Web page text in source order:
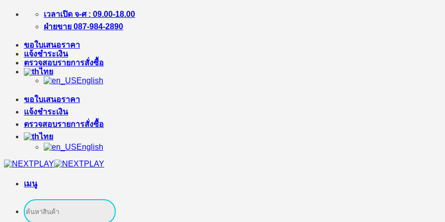
ข้าม
เนื้อหา
เวลาเปิด จ-ศ : 09.00-18.00
ฝ่ายขาย 087-984-2890
ขอใบเสนอราคา
แจ้งชำระเงิน
ตรวจสอบรายการสั่งซื้อ
ไทย
English
ขอใบเสนอราคา
แจ้งชำระเงิน
ตรวจสอบรายการสั่งซื้อ
ไทย
English
เมนู
ค้นหา: